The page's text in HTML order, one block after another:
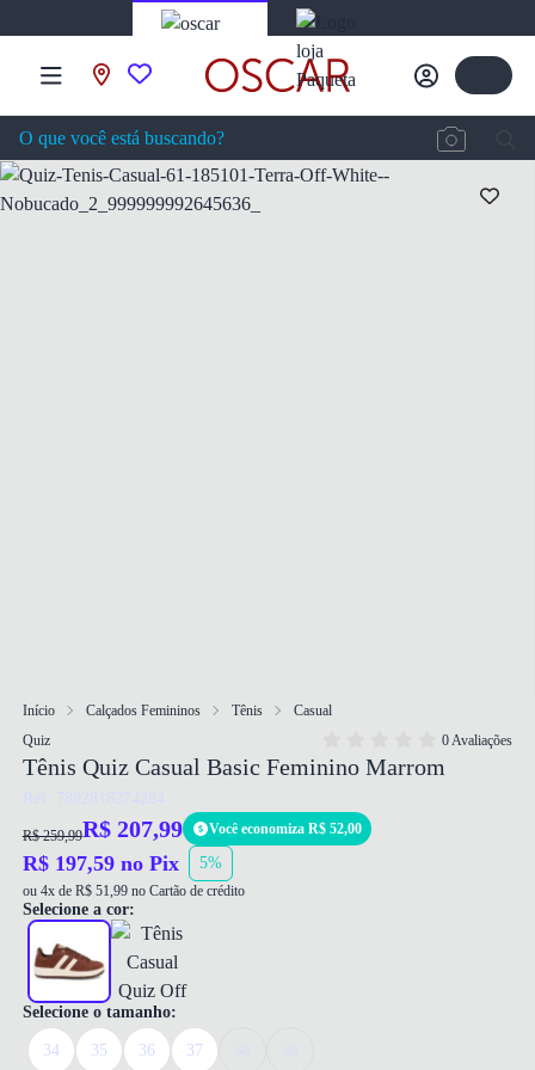
Início Calçados Femininos Tênis
Casual
Quiz
0 Avaliações
Tênis Quiz Casual Basic Feminino Marrom
Ref: 7892818274284
R$ 259,99R$ 207,99 Você economiza R$ 52,00
R$ 197,59 no Pix 5%
ou 4x de R$ 51,99 no Cartão de crédito
Selecione a cor:
Selecione o tamanho:
34 35 36 37